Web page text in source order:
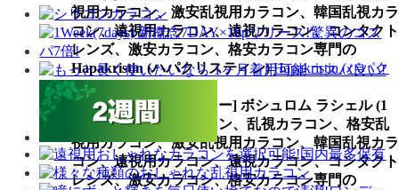
視用カラコン、激安乱視用カラコン、韓国乱視カラ
コン、遠視用カラコン、遠視カラコン、コンタクト
レンズ、激安カラコン、格安カラコン専門の
Hapakristin (ハパクリスティン) Hapakristin (ハパク
リスティン)
[1 Day/ミルミナス グレー] ボシュロム ラシェル (1
箱30枚)、乱視用カラコン、乱視カラコン、格安乱
視用カラコン、激安乱視用カラコン、韓国乱視カラ
コン、遠視用カラコン、遠視カラコン、コンタクト
レンズ、激安カラコン、格安カラコン専門の